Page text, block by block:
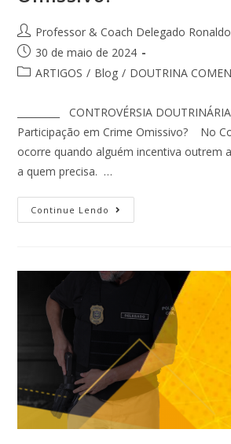
Professor & Coach Delegado
30 de maio de 2024
ARTIGOS / Blog / DOUTRINA
_________ CONTROVÉRSIA
Participação em Crime Omissivo? No
ocorre quando alguém incentiva outrem
a quem precisa. …
Continue Lendo